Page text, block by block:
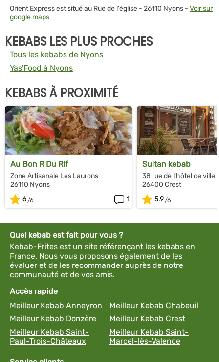
Orient Express est situé au Rue de l'église - 26110 Nyons - Voir sur
google maps
KEBABS LES PLUS PROCHES
Tous les kebabs de Nyons
Yas'Food à Nyons
KEBABS À PROXIMITÉ
Au Bon R Du Rif
Zone Artisanale Les Laurons
26110 Nyons
6
1
Sultan kebab
38 rue de l'hôtel de ville
26400 Crest
5.9
Quel kebab est fait pour vous ?
Kebab-Frites est un site référençant les kebabs en
France. Nous vous proposons également de les
évaluer et de les recommander auprès de notre
communauté et de vos amis.
Accès rapide
Meilleur Kebab Anneyron
Meilleur Kebab Chabeuil
Meilleur Kebab Donzère
Meilleur Kebab Crest
Meilleur Kebab Saint-
Paul-Trois-Châteaux
Meilleur Kebab Saint-
Marcel-lès-Valence